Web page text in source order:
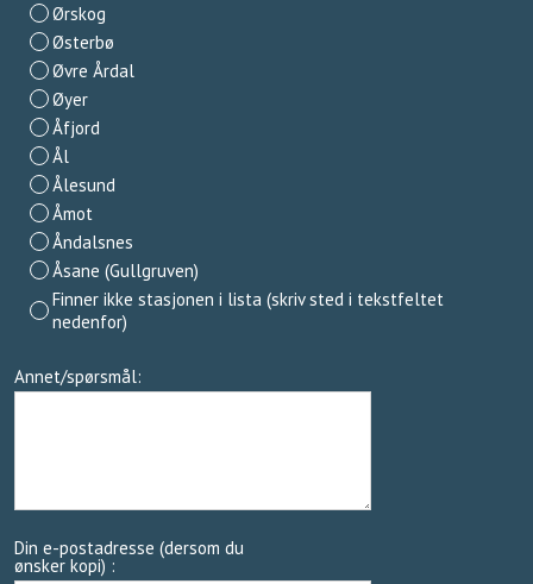
Ørskog
Østerbø
Øvre Årdal
Øyer
Åfjord
Ål
Ålesund
Åmot
Åndalsnes
Åsane (Gullgruven)
Finner ikke stasjonen i lista (skriv sted i tekstfeltet
nedenfor)
Annet/spørsmål:
Din e-postadresse (dersom du
ønsker kopi) :